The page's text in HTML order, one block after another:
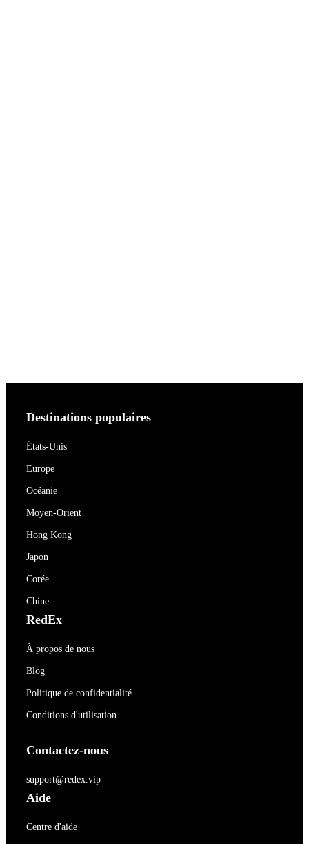
Destinations populaires
États-Unis
Europe
Océanie
Moyen-Orient
Hong Kong
Japon
Corée
Chine
RedEx
À propos de nous
Blog
Politique de confidentialité
Conditions d'utilisation
Contactez-nous
support@redex.vip
Aide
Centre d'aide